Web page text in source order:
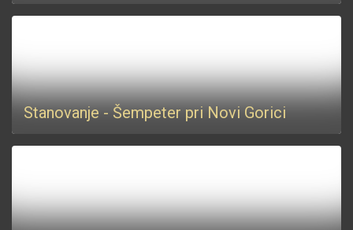
Stanovanje - Šempeter pri Novi Gorici